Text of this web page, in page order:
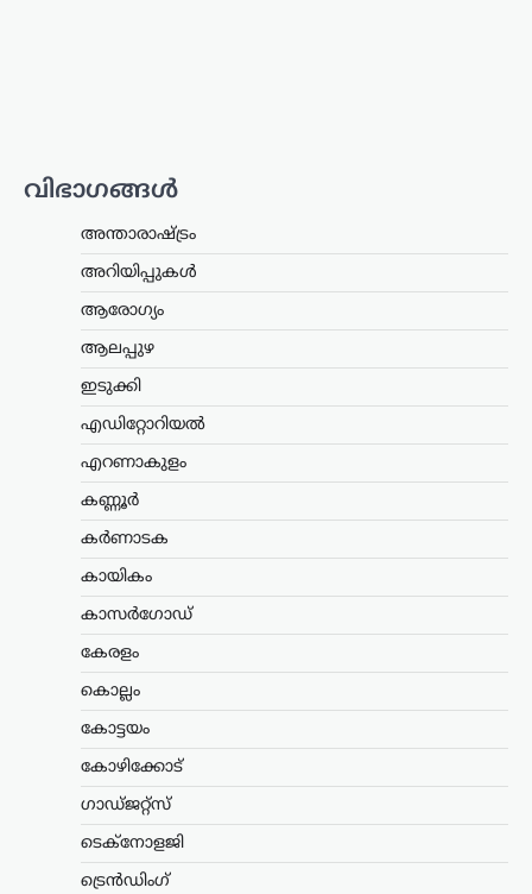
വിഭാഗങ്ങൾ
അന്താരാഷ്ട്രം
അറിയിപ്പുകൾ
ആരോഗ്യം
ആലപ്പുഴ
ഇടുക്കി
എഡിറ്റോറിയൽ
എറണാകുളം
കണ്ണൂർ
കർണാടക
കായികം
കാസർഗോഡ്
കേരളം
കൊല്ലം
കോട്ടയം
കോഴിക്കോട്
ഗാഡ്ജറ്റ്സ്
ടെക്നോളജി
ട്രെൻഡിംഗ്
സമർപ്പിച്ചിരുന്ന വിവാഹമോചന
പിൻവലിച്ചു. ചെങ്കൽപ്പേട്ട് ജില്ലാ കുടുംബ
കോടതിയിലാണ്…
കേന്ദ്രത്തിന്റെ എഥനോൾ-
പെട്രോൾ
പ്രതിഷേധം ശക്തമാക്കും;
മുന്നറിയിപ്പുമായി
സിപിഐഎം
പെട്രോൾ നയത്തിനെതിരെ രൂക്ഷ
ബ്യൂറോ. ഭക്ഷ്യവിളകൾ ഇന്ധന
ഉൽപ്പാദനത്തിനായി വ്യാപകമായി
ഭക്ഷ്യസുരക്ഷയെ ബാധിക്കുമെന്നാണ്
കേരളം,തിരുവനന്തപുരം,വാർത്തകൾ
അടിയന്തര
സാഹചര്യത്തിൽ
വെടിവെക്കാൻ നിർദേശം;
അർജുൻ